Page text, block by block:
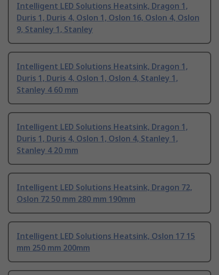
Intelligent LED Solutions Heatsink, Dragon 1,
Duris 1, Duris 4, Oslon 1, Oslon 16, Oslon 4, Oslon
9, Stanley 1, Stanley
Intelligent LED Solutions Heatsink, Dragon 1,
Duris 1, Duris 4, Oslon 1, Oslon 4, Stanley 1,
Stanley 4 60 mm
Intelligent LED Solutions Heatsink, Dragon 1,
Duris 1, Duris 4, Oslon 1, Oslon 4, Stanley 1,
Stanley 4 20 mm
Intelligent LED Solutions Heatsink, Dragon 72,
Oslon 72 50 mm 280 mm 190mm
Intelligent LED Solutions Heatsink, Oslon 17 15
mm 250 mm 200mm